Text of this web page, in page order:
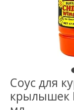
Соус для
крылышек